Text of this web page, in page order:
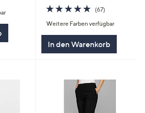
4.7
von
5
(67)67
Weitere Farben verfügbar
In den Warenkorb